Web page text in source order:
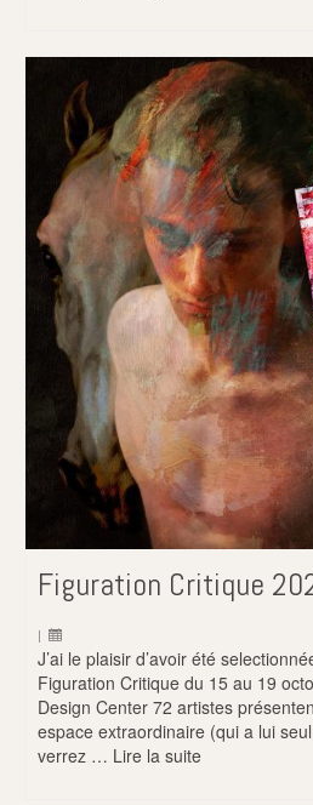
Figuration Critique
|
J’ai le plaisir d’avoir été
Figuration Critique du 15 au 19
Design Center 72 artistes
espace extraordinaire (qui a lui
verrez … Lire la suite